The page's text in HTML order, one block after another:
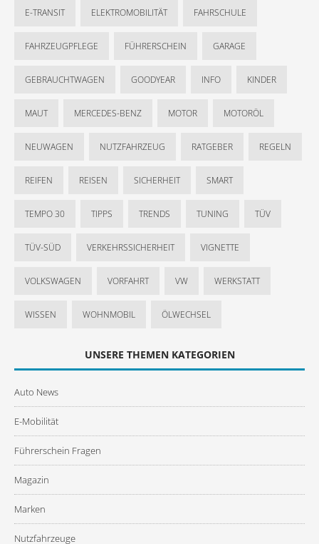
E-TRANSIT ELEKTROMOBILITÄT FAHRSCHULE
FAHRZEUGPFLEGE FÜHRERSCHEIN GARAGE
GEBRAUCHTWAGEN GOODYEAR INFO KINDER
MAUT MERCEDES-BENZ MOTOR MOTORÖL
NEUWAGEN NUTZFAHRZEUG RATGEBER REGELN
REIFEN REISEN SICHERHEIT SMART
TEMPO 30 TIPPS TRENDS TUNING TÜV
TÜV-SÜD VERKEHRSSICHERHEIT VIGNETTE
VOLKSWAGEN VORFAHRT VW WERKSTATT
WISSEN WOHNMOBIL ÖLWECHSEL
UNSERE THEMEN KATEGORIEN
Auto News
E-Mobilität
Führerschein Fragen
Magazin
Marken
Nutzfahrzeuge